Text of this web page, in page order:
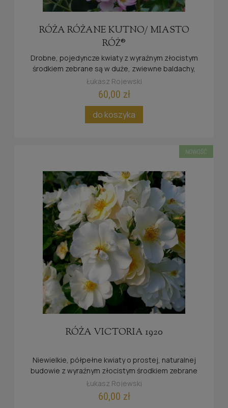
RÓŻA RÓŻANE KUTNO/ MIASTO
RÓŻ®
Drobne, pojedyncze kwiaty z wyraźnym złocistym
środkiem zebrane są w duże, zwiewne baldachy,
które nadają krzewowi lekkości i naturalnego
charakteru.
Łukasz Rojewski
60,00 zł
do koszyka
RÓŻA VICTORIA 1920
Niewielkie, półpełne kwiaty o prostej, naturalnej
budowie z wyraźnym złocistym środkiem zebrane
są w duże, efektowne wiechy.
Łukasz Rojewski
60,00 zł
NOWOŚĆ